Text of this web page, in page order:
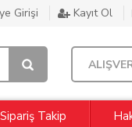
Girişi Kayıt Ol
Sipariş Takip